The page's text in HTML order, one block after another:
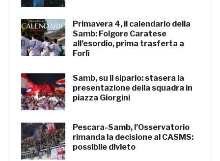
Primavera 4, il calendario della
Samb: Folgore Caratese
all’esordio, prima trasferta a
Forlì
Samb, su il sipario: stasera la
presentazione della squadra in
piazza Giorgini
Pescara-Samb, l’Osservatorio
rimanda la decisione al CASMS:
possibile divieto